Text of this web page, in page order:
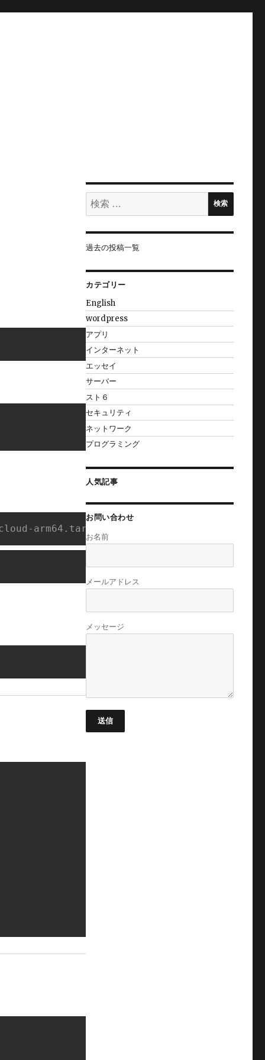
arm64.tar.xz
検
索:
検索
過去の投稿一覧
カテゴリー
English
wordpress
アプリ
インターネット
エッセイ
サーバー
スト６
セキュリティ
ネットワーク
プログラミング
人気記事
お問い合わせ
お名前
メールアドレス
メッセージ
送信